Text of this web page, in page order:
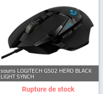
souris LOGITECH G502 HERO BLACK
LIGHT SYNCH
Rupture de stock